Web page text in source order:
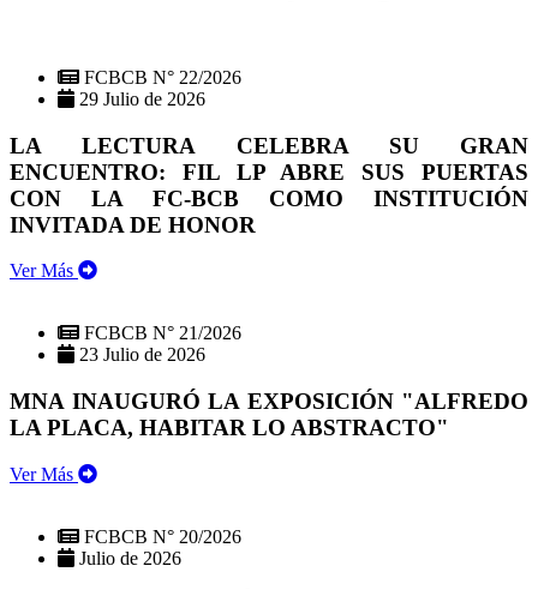
FCBCB N° 22/2026
29 Julio de 2026
LA LECTURA CELEBRA SU GRAN
ENCUENTRO: FIL LP ABRE SUS PUERTAS
CON LA FC-BCB COMO INSTITUCIÓN
INVITADA DE HONOR
Ver Más
FCBCB N° 21/2026
23 Julio de 2026
MNA INAUGURÓ LA EXPOSICIÓN "ALFREDO
LA PLACA, HABITAR LO ABSTRACTO"
Ver Más
FCBCB N° 20/2026
Julio de 2026